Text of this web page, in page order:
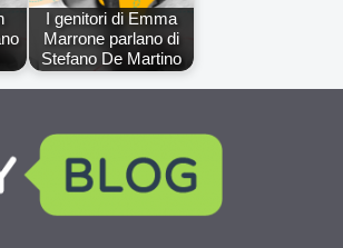
I genitori di Emma
Marrone parlano di
Stefano De Martino